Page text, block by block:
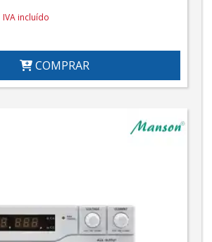
IVA incluído
COMPRAR